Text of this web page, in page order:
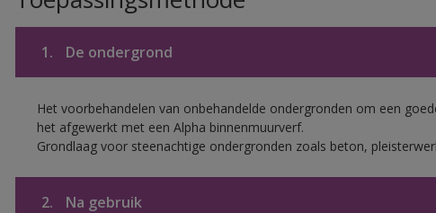
1. De ondergrond
Het voorbehandelen van onbehandelde ondergronden om een
het afgewerkt met een Alpha binnenmuurverf.
Grondlaag voor steenachtige ondergronden zoals beton,
2. Na gebruik